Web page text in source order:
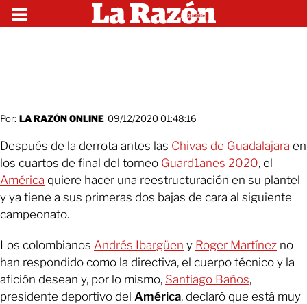
Por: LA RAZÓN ONLINE 09/12/2020 01:48:16
Después de la derrota antes las Chivas de Guadalajara en
los cuartos de final del torneo Guard1anes 2020, el
América quiere hacer una reestructuración en su plantel
y ya tiene a sus primeras dos bajas de cara al siguiente
campeonato.
Los colombianos Andrés Ibargüen y Roger Martínez no
han respondido como la directiva, el cuerpo técnico y la
afición desean y, por lo mismo, Santiago Baños,
presidente deportivo del América, declaró que está muy